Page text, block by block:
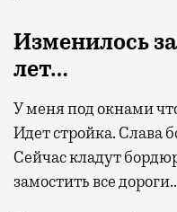
Изменилось
лет…
У меня под окнами
Идет стройка. Слава
Сейчас кладут
замостить все